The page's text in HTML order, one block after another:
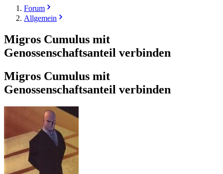
Forum
Allgemein
Migros Cumulus mit
Genossenschaftsanteil verbinden
Migros Cumulus mit
Genossenschaftsanteil verbinden